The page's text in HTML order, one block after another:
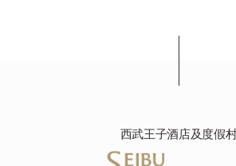
西武王子酒店及度假